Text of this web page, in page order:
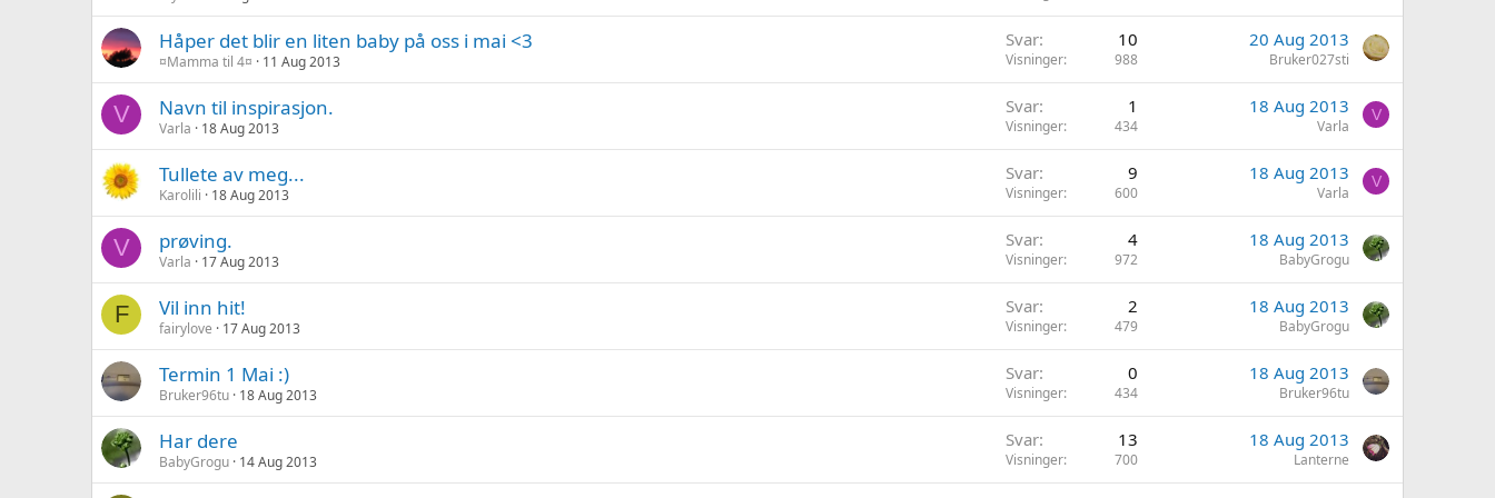
Håper det blir en liten baby på oss i mai <3
¤Mamma til 4¤ 11 Aug 2013
Svar 10
Visninger 988
20 Aug 2013
Bruker027sti
V Navn til inspirasjon.
Varla 18 Aug 2013
Svar 1
Visninger 434
18 Aug 2013
Varla
V
Tullete av meg...
Karolili 18 Aug 2013
Svar 9
Visninger 600
18 Aug 2013
Varla
V
V prøving.
Varla 17 Aug 2013
Svar 4
Visninger 972
18 Aug 2013
BabyGrogu
F Vil inn hit!
fairylove 17 Aug 2013
Svar 2
Visninger 479
18 Aug 2013
BabyGrogu
Termin 1 Mai :)
Bruker96tu 18 Aug 2013
Svar 0
Visninger 434
18 Aug 2013
Bruker96tu
Har dere
BabyGrogu 14 Aug 2013
Svar 13
Visninger 700
18 Aug 2013
Lanterne